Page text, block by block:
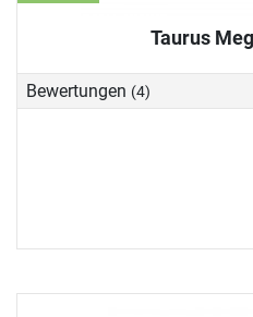
Taurus
Bewertungen (4)